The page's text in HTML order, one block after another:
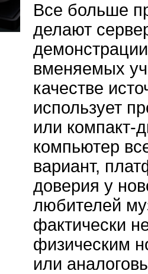
Все больше
делают
вменяемых
качестве
использует
или компакт-
компьютер
вариант,
доверия у
любителей
фактически
физическим
или